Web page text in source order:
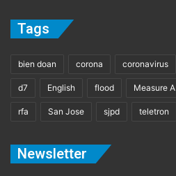
Tags
bien doan corona coronavirus
d7 English flood Measure A
rfa San Jose sjpd teletron
Newsletter